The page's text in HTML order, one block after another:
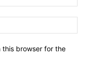
this browser for the